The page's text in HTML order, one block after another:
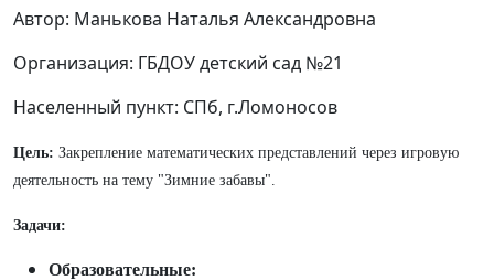
Автор: Манькова Наталья Александровна
Организация: ГБДОУ детский сад №21
Населенный пункт: СПб, г.Ломоносов
Цель: Закрепление математических представлений через игровую
деятельность на тему "Зимние забавы".
Задачи:
Образовательные: